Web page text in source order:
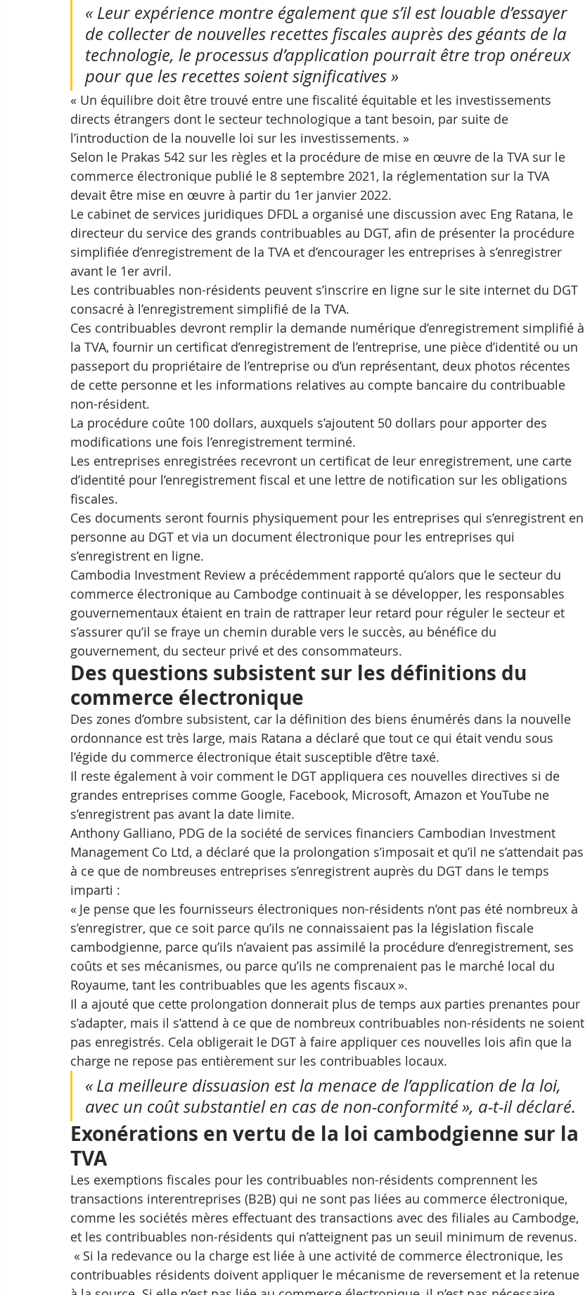
« Leur expérience montre également que s’il est louable d’essayer
de collecter de nouvelles recettes fiscales auprès des géants de la
technologie, le processus d’application pourrait être trop onéreux
pour que les recettes soient significatives »
« Un équilibre doit être trouvé entre une fiscalité équitable et les investissements
directs étrangers dont le secteur technologique a tant besoin, par suite de
l’introduction de la nouvelle loi sur les investissements. »
Selon le Prakas 542 sur les règles et la procédure de mise en œuvre de la TVA sur le
commerce électronique publié le 8 septembre 2021, la réglementation sur la TVA
devait être mise en œuvre à partir du 1er janvier 2022.
Le cabinet de services juridiques DFDL a organisé une discussion avec Eng Ratana, le
directeur du service des grands contribuables au DGT, afin de présenter la procédure
simplifiée d’enregistrement de la TVA et d’encourager les entreprises à s’enregistrer
avant le 1er avril.
Les contribuables non-résidents peuvent s’inscrire en ligne sur le site internet du DGT
consacré à l’enregistrement simplifié de la TVA.
Ces contribuables devront remplir la demande numérique d’enregistrement simplifié à
la TVA, fournir un certificat d’enregistrement de l’entreprise, une pièce d’identité ou un
passeport du propriétaire de l’entreprise ou d’un représentant, deux photos récentes
de cette personne et les informations relatives au compte bancaire du contribuable
non-résident.
La procédure coûte 100 dollars, auxquels s’ajoutent 50 dollars pour apporter des
modifications une fois l’enregistrement terminé.
Les entreprises enregistrées recevront un certificat de leur enregistrement, une carte
d’identité pour l’enregistrement fiscal et une lettre de notification sur les obligations
fiscales.
Ces documents seront fournis physiquement pour les entreprises qui s’enregistrent en
personne au DGT et via un document électronique pour les entreprises qui
s’enregistrent en ligne.
Cambodia Investment Review a précédemment rapporté qu’alors que le secteur du
commerce électronique au Cambodge continuait à se développer, les responsables
gouvernementaux étaient en train de rattraper leur retard pour réguler le secteur et
s’assurer qu’il se fraye un chemin durable vers le succès, au bénéfice du
gouvernement, du secteur privé et des consommateurs.
Des questions subsistent sur les définitions du
commerce électronique
Des zones d’ombre subsistent, car la définition des biens énumérés dans la nouvelle
ordonnance est très large, mais Ratana a déclaré que tout ce qui était vendu sous
l’égide du commerce électronique était susceptible d’être taxé.
Il reste également à voir comment le DGT appliquera ces nouvelles directives si de
grandes entreprises comme Google, Facebook, Microsoft, Amazon et YouTube ne
s’enregistrent pas avant la date limite.
Anthony Galliano, PDG de la société de services financiers Cambodian Investment
Management Co Ltd, a déclaré que la prolongation s’imposait et qu’il ne s’attendait pas
à ce que de nombreuses entreprises s’enregistrent auprès du DGT dans le temps
imparti :
« Je pense que les fournisseurs électroniques non-résidents n’ont pas été nombreux à
s’enregistrer, que ce soit parce qu’ils ne connaissaient pas la législation fiscale
cambodgienne, parce qu’ils n’avaient pas assimilé la procédure d’enregistrement, ses
coûts et ses mécanismes, ou parce qu’ils ne comprenaient pas le marché local du
Royaume, tant les contribuables que les agents fiscaux ».
Il a ajouté que cette prolongation donnerait plus de temps aux parties prenantes pour
s’adapter, mais il s’attend à ce que de nombreux contribuables non-résidents ne soient
pas enregistrés. Cela obligerait le DGT à faire appliquer ces nouvelles lois afin que la
charge ne repose pas entièrement sur les contribuables locaux.
« La meilleure dissuasion est la menace de l’application de la loi,
avec un coût substantiel en cas de non-conformité », a-t-il déclaré.
Exonérations en vertu de la loi cambodgienne sur la
TVA
Les exemptions fiscales pour les contribuables non-résidents comprennent les
transactions interentreprises (B2B) qui ne sont pas liées au commerce électronique,
comme les sociétés mères effectuant des transactions avec des filiales au Cambodge,
et les contribuables non-résidents qui n’atteignent pas un seuil minimum de revenus.
contribuables résidents doivent appliquer le mécanisme de reversement et la retenue